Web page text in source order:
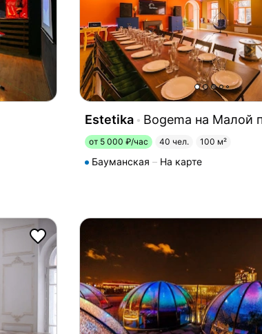
Estetika Bogema на Малой
от 5 000 ₽/час 40 чел. 100 м²
Бауманская На карте